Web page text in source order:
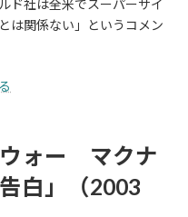
ド社は全米でスーパーサイ
は関係ない」というコメン
ウォー マクナ
白」（2003